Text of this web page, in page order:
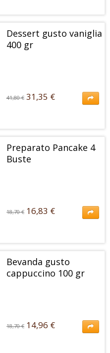
di grassi.
Dessert gusto vaniglia
400 gr
41,80 € 31,35 €
di grassi.
Preparato Pancake 4
Buste
18,70 € 16,83 €
e basso contenuto di...
Bevanda gusto
cappuccino 100 gr
18,70 € 14,96 €